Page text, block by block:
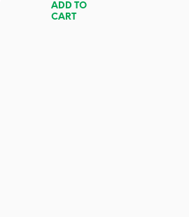
ADD TO
CART